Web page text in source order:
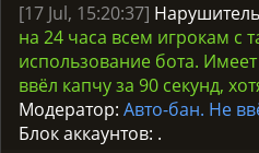
[17 Jul, 15:20:37] Нарушитель
на 24 часа всем игрокам с
использование бота.
ввёл капчу за 90 секунд,
Модератор: Авто-бан. Не
Блок аккаунтов: .